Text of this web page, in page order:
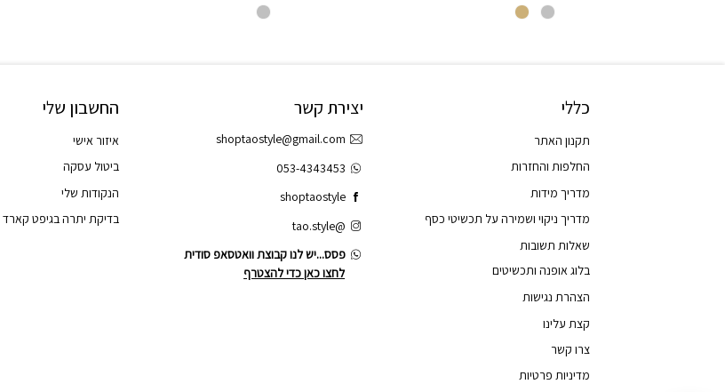
כללי
תקנון האתר
החלפות והחזרות
מדריך מידות
מדריך ניקוי ושמירה על תכשיטי כסף
שאלות תשובות
בלוג אופנה ותכשיטים
הצהרת נגישות
קצת עלינו
צרו קשר
מדיניות פרטיות
החשבון שלי
איזור אישי
ביטול עסקה
הנקודות שלי
בדיקת יתרה בגיפט קארד
יצירת קשר
shoptaostyle@gmail.com
053-4343453
shoptaostyle
@tao.style
פסס...יש לנו קבוצת וואטסאפ סודית
לחצו כאן כדי להצטרף